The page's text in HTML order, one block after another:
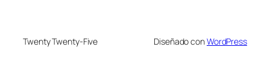
Twenty Twenty-Five Diseñado conWordPress